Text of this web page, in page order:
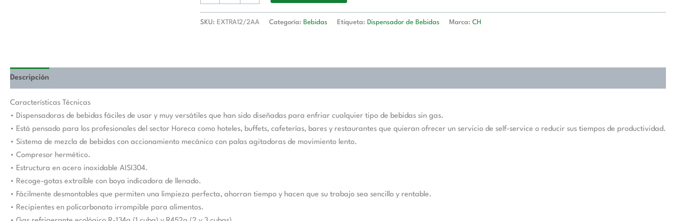
SKU: EXTRA12/2AA Categoría: Bebidas Etiqueta: Dispensador de Bebidas Marca:CH
Descripción
Características Técnicas
• Dispensadoras de bebidas fáciles de usar y muy versátiles que han sido diseñadas para enfriar cualquier tipo de bebidas sin gas.
• Está pensado para los profesionales del sector Horeca como hoteles, buffets, cafeterías, bares y restaurantes que quieran ofrecer un servicio de self-service o reducir sus tiempos de productividad.
• Sistema de mezcla de bebidas con accionamiento mecánico con palas agitadoras de movimiento lento.
• Compresor hermético.
• Estructura en acero inoxidable AISI304.
• Recoge-gotas extraíble con boya indicadora de llenado.
• Fácilmente desmontables que permiten una limpieza perfecta, ahorran tiempo y hacen que su trabajo sea sencillo y rentable.
• Recipientes en policarbonato irrompible para alimentos.